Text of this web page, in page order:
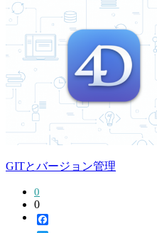
GITとバージョン管理
0
0